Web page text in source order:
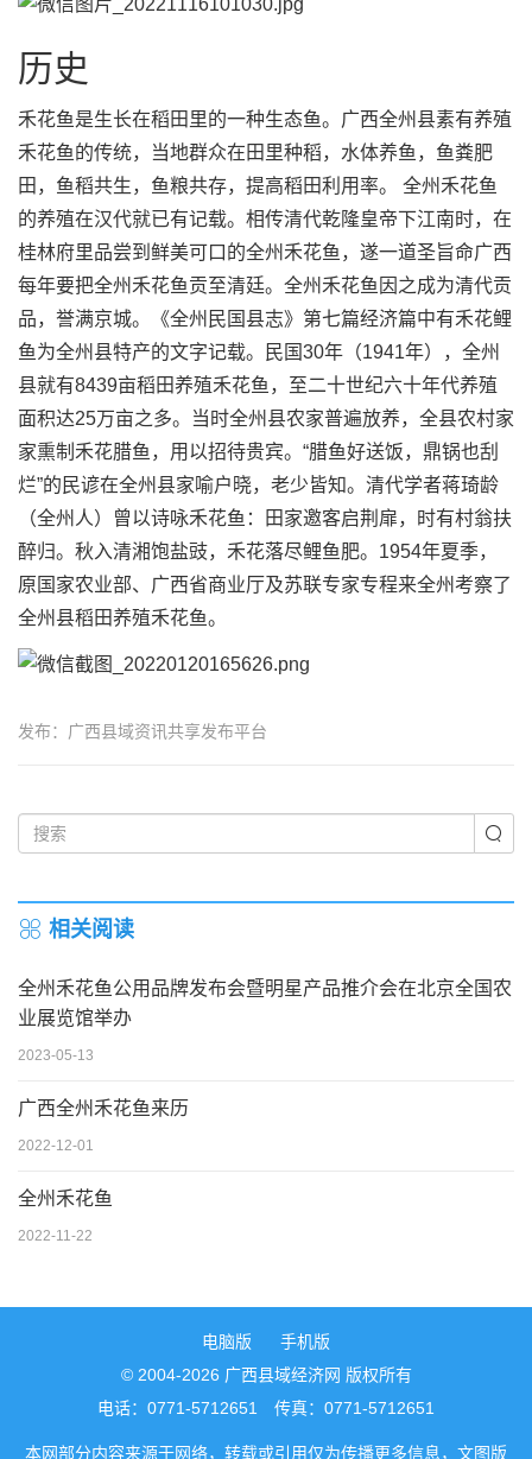
历史
禾花鱼是生长在稻田里的一种生态鱼。广西全州县素有养殖
禾花鱼的传统，当地群众在田里种稻，水体养鱼，鱼粪肥
田，鱼稻共生，鱼粮共存，提高稻田利用率。 全州禾花鱼
的养殖在汉代就已有记载。相传清代乾隆皇帝下江南时，在
桂林府里品尝到鲜美可口的全州禾花鱼，遂一道圣旨命广西
每年要把全州禾花鱼贡至清廷。全州禾花鱼因之成为清代贡
品，誉满京城。《全州民国县志》第七篇经济篇中有禾花鲤
鱼为全州县特产的文字记载。民国30年（1941年），全州
县就有8439亩稻田养殖禾花鱼，至二十世纪六十年代养殖
面积达25万亩之多。当时全州县农家普遍放养，全县农村家
家熏制禾花腊鱼，用以招待贵宾。“腊鱼好送饭，鼎锅也刮
烂”的民谚在全州县家喻户晓，老少皆知。清代学者蒋琦龄
（全州人）曾以诗咏禾花鱼：田家邀客启荆扉，时有村翁扶
醉归。秋入清湘饱盐豉，禾花落尽鲤鱼肥。1954年夏季，
原国家农业部、广西省商业厅及苏联专家专程来全州考察了
全州县稻田养殖禾花鱼。
发布：广西县域资讯共享发布平台
相关阅读
全州禾花鱼公用品牌发布会暨明星产品推介会在北京全国农
业展览馆举办
2023-05-13
广西全州禾花鱼来历
2022-12-01
全州禾花鱼
2022-11-22
电脑版
手机版
© 2004-2026 广西县域经济网 版权所有
电话：0771-5712651 传真：0771-5712651
本网部分内容来源于网络，转载或引用仅为传播更多信息，文图版